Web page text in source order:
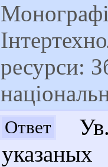
ресурси:
Ответ